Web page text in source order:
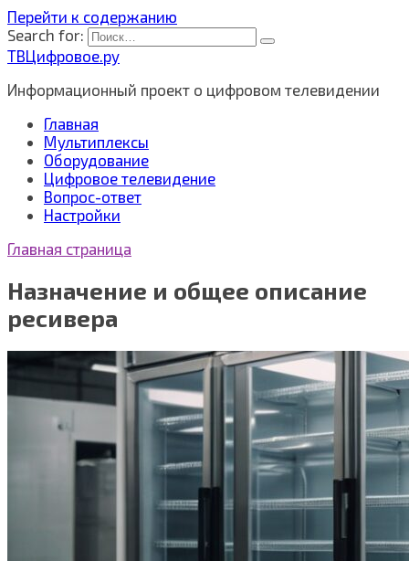
Перейти к содержанию
Search for:
ТВЦифровое.ру
Информационный проект о цифровом телевидении
Главная
Мультиплексы
Оборудование
Цифровое телевидение
Вопрос-ответ
Настройки
Главная страница
Назначение и общее описание
ресивера